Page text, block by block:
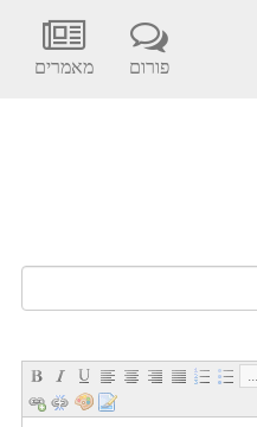
פורום מאמרים